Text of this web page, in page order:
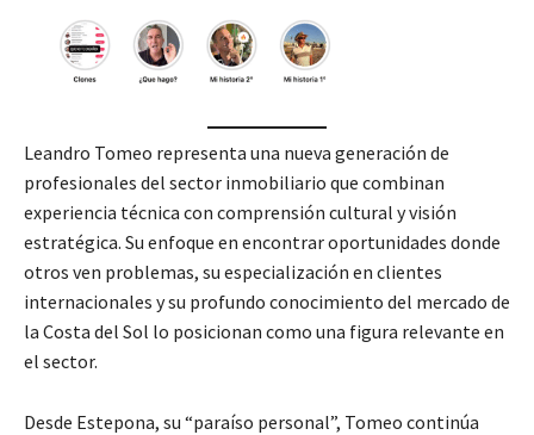
Leandro Tomeo representa una nueva generación de
profesionales del sector inmobiliario que combinan
experiencia técnica con comprensión cultural y visión
estratégica. Su enfoque en encontrar oportunidades donde
otros ven problemas, su especialización en clientes
internacionales y su profundo conocimiento del mercado de
la Costa del Sol lo posicionan como una figura relevante en
el sector.
Desde Estepona, su “paraíso personal”, Tomeo continúa